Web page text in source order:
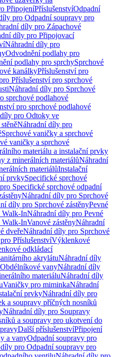
PřipojeníPříslušenstvíOdpadní
pro Odpadní soupravy pro
díly pro Zápachové
díly pro Připojovací
Náhradní díly pro
Odvodnění podlahy pro
podlahy pro sprchySprchové
kanálkyPříslušenství pro
Příslušenství pro sprchové
Náhradní díly pro Sprchové
sprchové podlahové
pro sprchové podlahové
pro Odtoky ve
Náhradní díly pro
Sprchové vaničky a sprchové
vaničky a sprchové
materiálu a instalační prvky
z minerálních materiálůNáhradní
materiálůInstalační
prvkySpecifické sprchové
Specifické sprchové odpadní
Náhradní díly pro Sprchové
díly pro Sprchové zástěnyPevné
Walk-InNáhradní díly pro Pevné
Walk-InVanové zástěnyNáhradní
dveřeNáhradní díly pro Sprchové
PříslušenstvíVýklenkové
odkládací
akrylátuNáhradní díly
Obdélníkové vanyNáhradní díly
materiáluNáhradní díly
Vaničky pro miminkaNáhradní
prvkyNáhradní díly pro
a soupravy příčných nosníků
Náhradní díly pro Soupravy
a soupravy pro ukotvení do
Další příslušenstvíPřipojení
a vanyOdpadní soupravy pro
pro Odpadní soupravy pro